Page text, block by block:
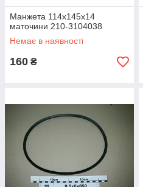
Манжета 114х145х14
маточини 210-3104038
Немає в наявності
160 ₴